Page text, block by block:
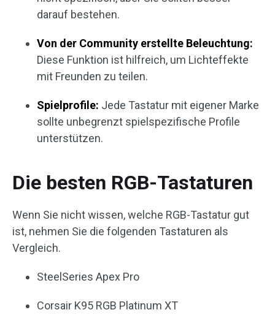
darauf bestehen.
Von der Community erstellte Beleuchtung:
Diese Funktion ist hilfreich, um Lichteffekte
mit Freunden zu teilen.
Spielprofile: Jede Tastatur mit eigener Marke
sollte unbegrenzt spielspezifische Profile
unterstützen.
Die besten RGB-Tastaturen
Wenn Sie nicht wissen, welche RGB-Tastatur gut
ist, nehmen Sie die folgenden Tastaturen als
Vergleich.
SteelSeries Apex Pro
Corsair K95 RGB Platinum XT